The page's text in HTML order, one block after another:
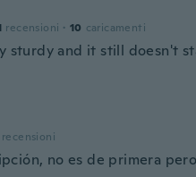
recensioni · 10 caricamenti
sturdy and it still doesn't
recensioni
no es de primera